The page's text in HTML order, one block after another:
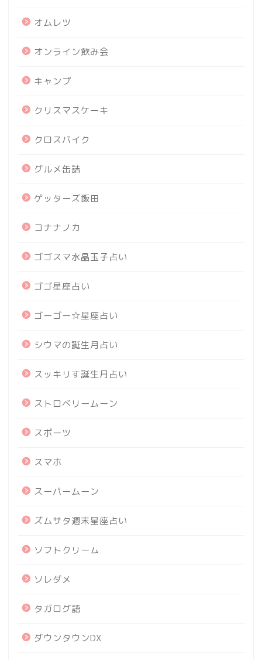
オムレツ
オンライン飲み会
キャンプ
クリスマスケーキ
クロスバイク
グルメ缶詰
ゲッターズ飯田
コナナノカ
ゴゴスマ水晶玉子占い
ゴゴ星座占い
ゴーゴー☆星座占い
シウマの誕生月占い
スッキリす誕生月占い
ストロベリームーン
スポーツ
スマホ
スーパームーン
ズムサタ週末星座占い
ソフトクリーム
ソレダメ
タガログ語
ダウンタウンDX